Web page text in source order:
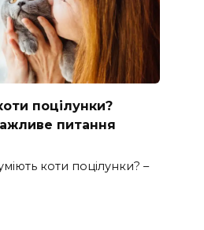
поцілунки?
питання
коти поцілунки? –